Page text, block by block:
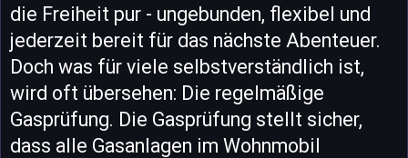
die Freiheit pur - ungebunden, flexibel und
jederzeit bereit für das nächste Abenteuer.
Doch was für viele selbstverständlich ist,
wird oft übersehen: Die regelmäßige
Gasprüfung. Die Gasprüfung stellt sicher,
dass alle Gasanlagen im Wohnmobil